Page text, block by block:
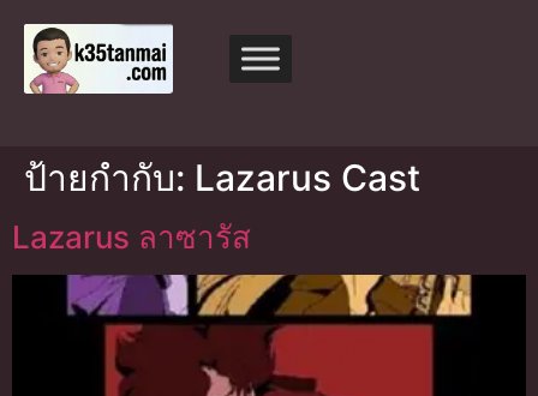
ป้ายกำกับ: Lazarus Cast
Lazarus ลาซารัส